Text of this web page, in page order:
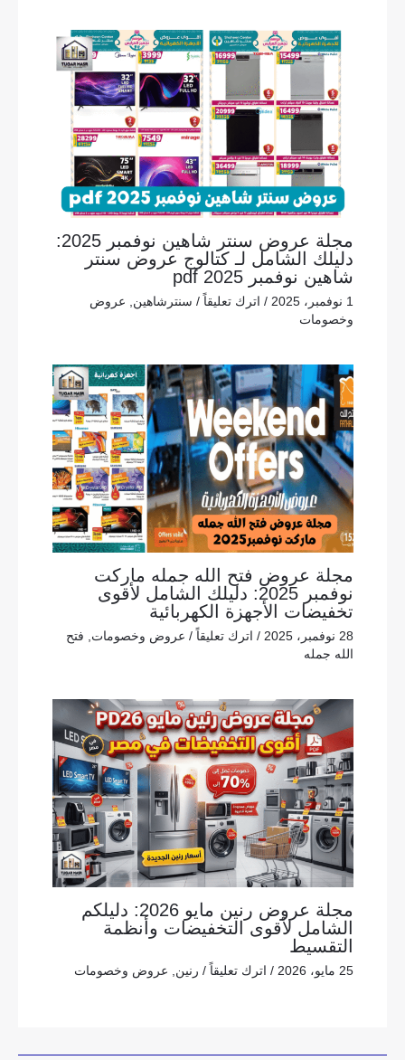
مجلة عروض سنتر شاهين نوفمبر 2025:
دليلك الشامل لـ كتالوج عروض سنتر
شاهين نوفمبر 2025 pdf
1 نوفمبر، 2025 / اترك تعليقاً / سنترشاهين
عروض
وخصومات
مجلة عروض فتح الله جمله ماركت
نوفمبر 2025: دليلك الشامل لأقوى
تخفيضات الأجهزة الكهربائية
28 نوفمبر، 2025 / اترك تعليقاً / عروض وخصومات
فتح
الله جمله
مجلة عروض رنين مايو 2026: دليلكم
الشامل لأقوى التخفيضات وأنظمة
التقسيط
25 مايو، 2026 / اترك تعليقاً / رنين, عروض وخصومات